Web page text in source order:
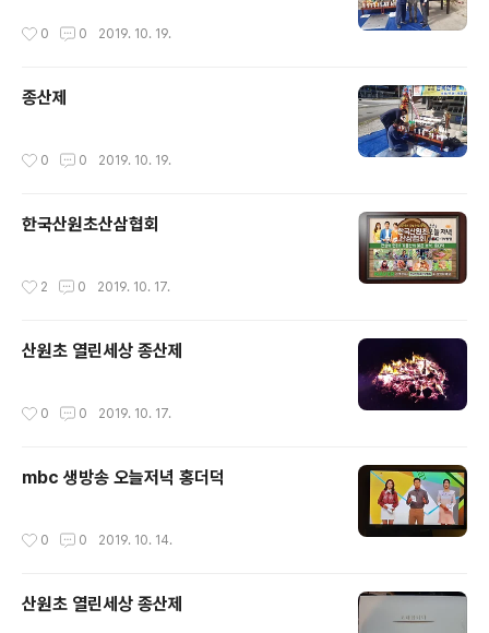
0 0 2019. 10. 19.
종산제
0 0 2019. 10. 19.
한국산원초산삼협회
2 0 2019. 10. 17.
산원초 열린세상 종산제
0 0 2019. 10. 17.
mbc 생방송 오늘저녁 홍더덕
0 0 2019. 10. 14.
산원초 열린세상 종산제